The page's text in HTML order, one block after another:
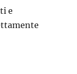
e